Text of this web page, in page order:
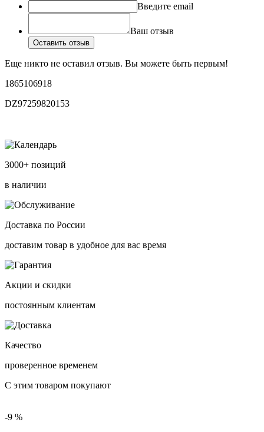
Введите email
Ваш отзыв
Оставить отзыв
Еще никто не оставил отзыв. Вы можете быть первым!
1865106918
DZ97259820153
3000+ позиций
в наличии
Доставка по России
доставим товар в удобное для вас время
Акции и скидки
постоянным клиентам
Качество
проверенное временем
С этим товаром покупают
-9 %